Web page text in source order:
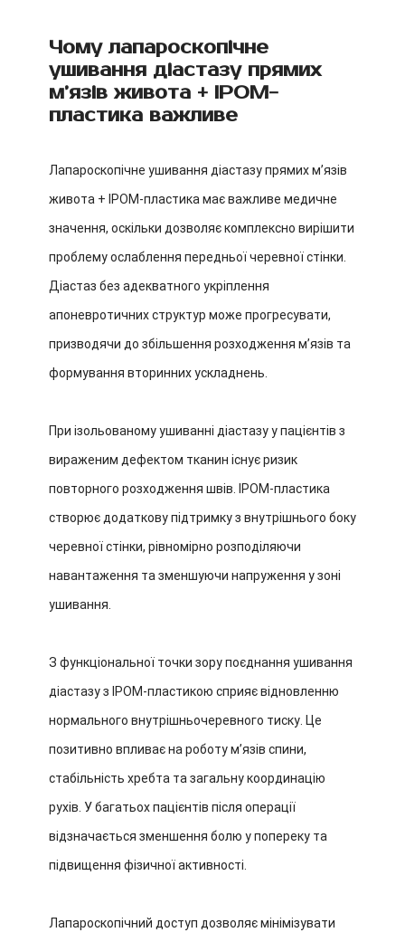
Чому лапароскопічне
ушивання діастазу прямих
м’язів живота + IPOM-
пластика важливе
Лапароскопічне ушивання діастазу прямих м’язів
живота + IPOM-пластика має важливе медичне
значення, оскільки дозволяє комплексно вирішити
проблему ослаблення передньої черевної стінки.
Діастаз без адекватного укріплення
апоневротичних структур може прогресувати,
призводячи до збільшення розходження м’язів та
формування вторинних ускладнень.
При ізольованому ушиванні діастазу у пацієнтів з
вираженим дефектом тканин існує ризик
повторного розходження швів. IPOM-пластика
створює додаткову підтримку з внутрішнього боку
черевної стінки, рівномірно розподіляючи
навантаження та зменшуючи напруження у зоні
ушивання.
З функціональної точки зору поєднання ушивання
діастазу з IPOM-пластикою сприяє відновленню
нормального внутрішньочеревного тиску. Це
позитивно впливає на роботу м’язів спини,
стабільність хребта та загальну координацію
рухів. У багатьох пацієнтів після операції
відзначається зменшення болю у попереку та
підвищення фізичної активності.
Лапароскопічний доступ дозволяє мінімізувати